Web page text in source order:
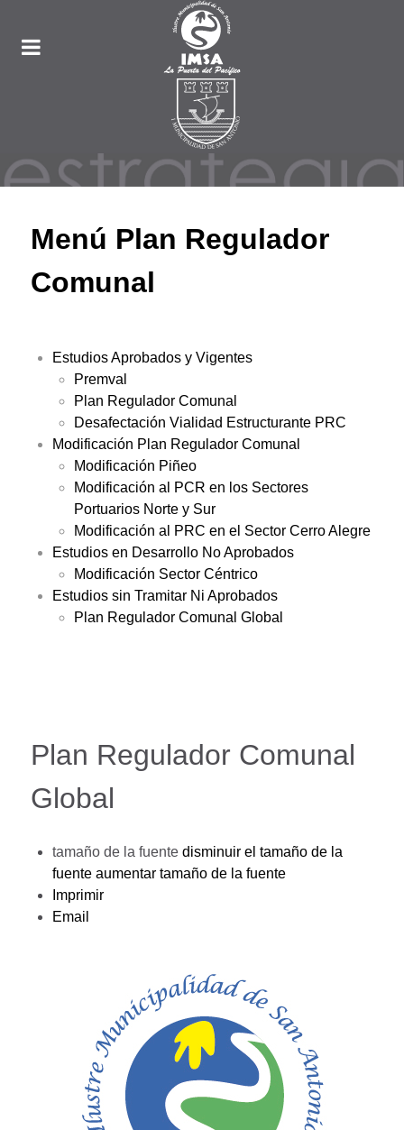
Menú Plan Regulador
Comunal
Estudios Aprobados y Vigentes
Premval
Plan Regulador Comunal
Desafectación Vialidad Estructurante PRC
Modificación Plan Regulador Comunal
Modificación Piñeo
Modificación al PCR en los Sectores
Portuarios Norte y Sur
Modificación al PRC en el Sector Cerro Alegre
Estudios en Desarrollo No Aprobados
Modificación Sector Céntrico
Estudios sin Tramitar Ni Aprobados
Plan Regulador Comunal Global
Plan Regulador Comunal
Global
tamaño de la fuente disminuir el tamaño de la
fuente aumentar tamaño de la fuente
Imprimir
Email